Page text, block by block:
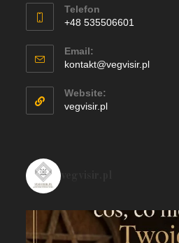
Telefon
+48 535506601
Email:
kontakt@vegvisir.pl
Website:
vegvisir.pl